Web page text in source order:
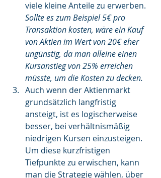
viele kleine Anteile zu erwerben.
Sollte es zum Beispiel 5€ pro
Transaktion kosten, wäre ein Kauf
von Aktien im Wert von 20€ eher
ungünstig, da man alleine einen
Kursanstieg von 25% erreichen
müsste, um die Kosten zu decken.
Auch wenn der Aktienmarkt
grundsätzlich langfristig
ansteigt, ist es logischerweise
besser, bei verhältnismäßig
niedrigen Kursen einzusteigen.
Um diese kurzfristigen
Tiefpunkte zu erwischen, kann
man die Strategie wählen, über